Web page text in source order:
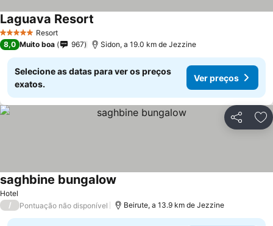
5 Estrelas Resort
Laguava Resort
8,0 Muito boa 967 Sidon, a 19.0 km de Jezzine
Selecione as datas para ver os preços
exatos.
Ver preços
Partilhar
Hotel
saghbine bungalow
/ Pontuação não disponível Beirute, a 13.9 km de Jezzine